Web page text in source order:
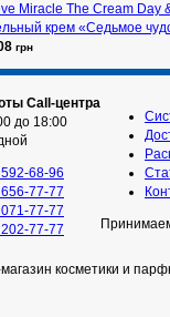
Miracle The Cream Day
крем «Седьмое
грн
Call-центра
до 18:00
68-96
77-77
77-77
77-77
косметики и